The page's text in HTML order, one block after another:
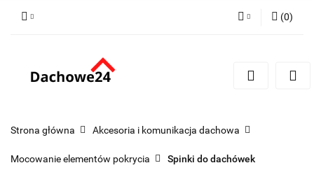
Zarejestruj się
(0)
Strona główna Akcesoria i komunikacja dachowa
Mocowanie elementów pokrycia Spinki do dachówek